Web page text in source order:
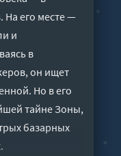
На его месте —
и
в
он ищет
Но в его
тайне Зоны,
базарных